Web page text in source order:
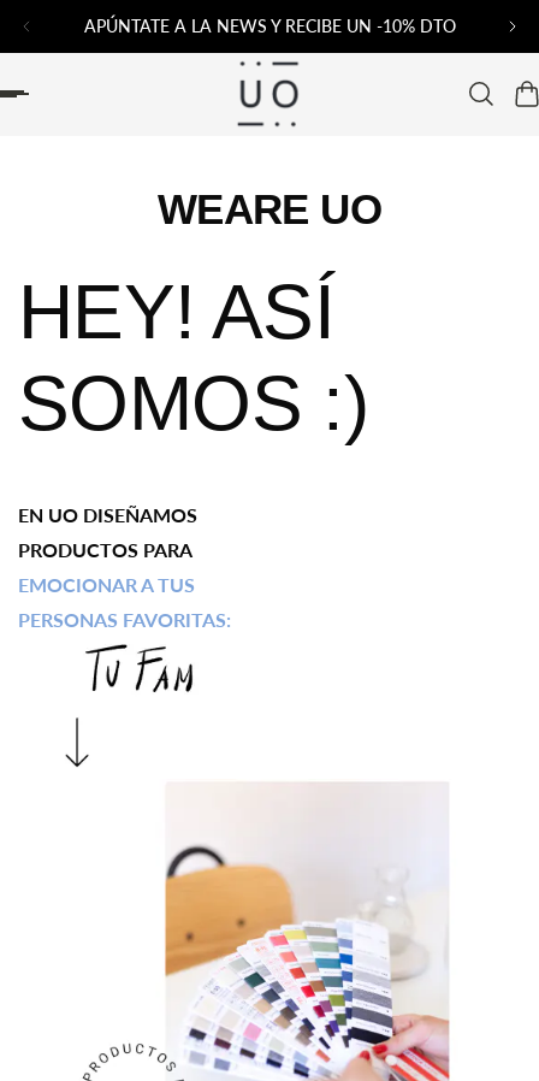
CONTENIDOAPÚNTATE A LA NEWS Y RECIBE UN -10% DTO
WEARE UO
HEY! ASÍ
SOMOS :)
EN UO DISEÑAMOS
PRODUCTOS PARA
EMOCIONAR A TUS
PERSONAS FAVORITAS: